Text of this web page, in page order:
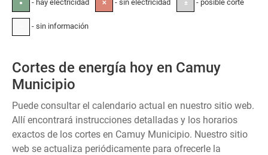
● - hay electricidad ✕ - sin electricidad ± - posible corte
- sin información
Cortes de energía hoy en Camuy
Municipio
Puede consultar el calendario actual en nuestro sitio web.
Allí encontrará instrucciones detalladas y los horarios
exactos de los cortes en Camuy Municipio. Nuestro sitio
web se actualiza periódicamente para ofrecerle la